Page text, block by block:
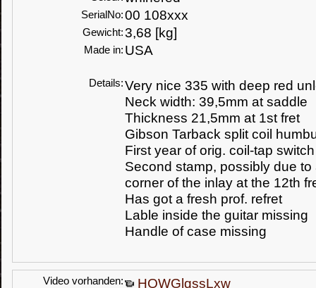
SerialNo:00 108xxx
Gewicht:3,68 [kg]
Made in: USA
Details:Very nice 335 with deep red
Neck width: 39,5mm at saddle
Thickness 21,5mm at 1st fret
Gibson Tarback split coil
First year of orig. coil-tap switch
Second stamp, possibly due
corner of the inlay at the 12th
Has got a fresh prof. refret
Lable inside the guitar missing
Handle of case missing
Video vorhanden: HQWGlqssLxw